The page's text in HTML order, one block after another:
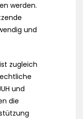
werden.
und
zugleich
und
die